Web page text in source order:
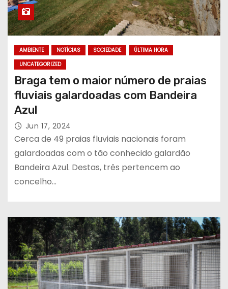
AMBIENTE NOTÍCIAS SOCIEDADE
ÚLTIMA HORA
UNCATEGORIZED
Braga tem o maior número de praias
fluviais galardoadas com Bandeira
Azul
Jun 17, 2024
Cerca de 49 praias fluviais nacionais foram
galardoadas com o tão conhecido galardão
Bandeira Azul. Destas, três pertencem ao
concelho…